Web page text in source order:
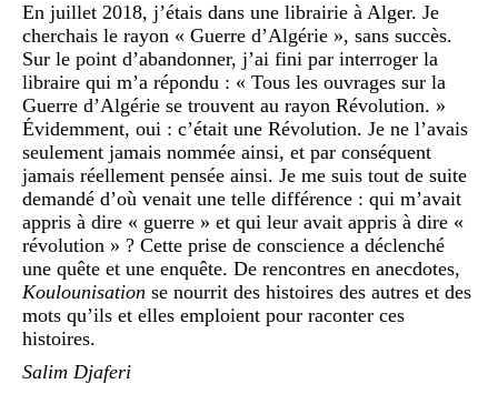
En juillet 2018, j’étais dans une librairie à Alger. Je
cherchais le rayon « Guerre d’Algérie », sans succès.
Sur le point d’abandonner, j’ai fini par interroger la
libraire qui m’a répondu : « Tous les ouvrages sur la
Guerre d’Algérie se trouvent au rayon Révolution. »
Évidemment, oui : c’était une Révolution. Je ne l’avais
seulement jamais nommée ainsi, et par conséquent
jamais réellement pensée ainsi. Je me suis tout de suite
demandé d’où venait une telle différence : qui m’avait
appris à dire « guerre » et qui leur avait appris à dire «
révolution » ? Cette prise de conscience a déclenché
une quête et une enquête. De rencontres en anecdotes,
Koulounisation se nourrit des histoires des autres et des
mots qu’ils et elles emploient pour raconter ces
histoires.
Salim Djaferi